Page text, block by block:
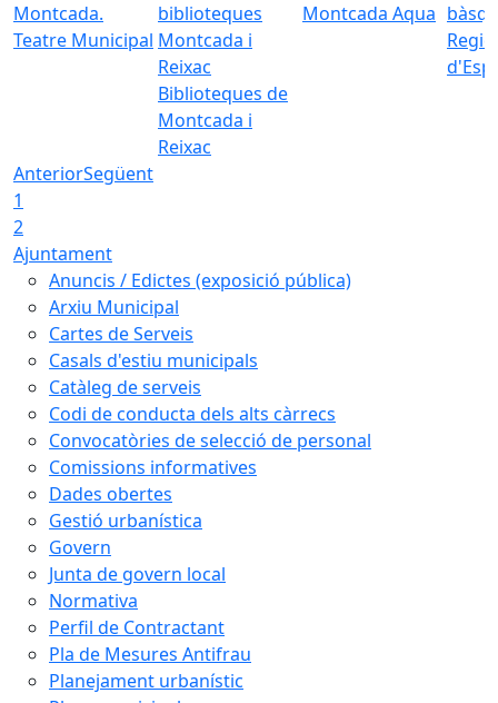
Teatre Municipal
Biblioteques de
Montcada i
Reixac
Montcada Aqua
AnteriorSegüent
1
2
Ajuntament
Anuncis / Edictes (exposició pública)
Arxiu Municipal
Cartes de Serveis
Casals d'estiu municipals
Catàleg de serveis
Codi de conducta dels alts càrrecs
Convocatòries de selecció de personal
Comissions informatives
Dades obertes
Gestió urbanística
Govern
Junta de govern local
Normativa
Perfil de Contractant
Pla de Mesures Antifrau
Planejament urbanístic